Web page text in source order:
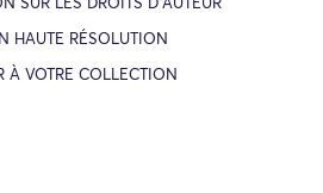
SUR LES DROITS D’AUTEUR
HAUTE RÉSOLUTION
À VOTRE COLLECTION